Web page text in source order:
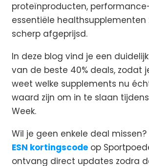
proteïnproducten,
essentiële healthsupplementen
scherp afgeprijsd.
In deze blog vind je een
van de beste 40% deals, zodat
weet welke supplements nu
waard zijn om in te slaan
Week.
Wil je geen enkele deal
ESN kortingscode op
ontvang direct updates zodra